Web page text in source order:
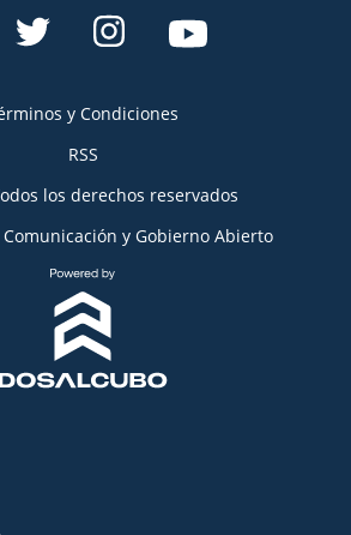
y Condiciones
RSS
los derechos reservados
y Gobierno Abierto